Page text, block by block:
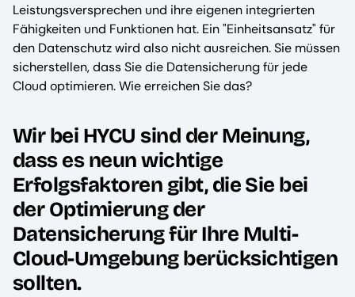
Leistungsversprechen und ihre eigenen integrierten
Fähigkeiten und Funktionen hat. Ein "Einheitsansatz" für
den Datenschutz wird also nicht ausreichen. Sie müssen
sicherstellen, dass Sie die Datensicherung für jede
Cloud optimieren. Wie erreichen Sie das?
Wir bei HYCU sind der Meinung,
dass es neun wichtige
Erfolgsfaktoren gibt, die Sie bei
der Optimierung der
Datensicherung für Ihre Multi-
Cloud-Umgebung berücksichtigen
sollten.